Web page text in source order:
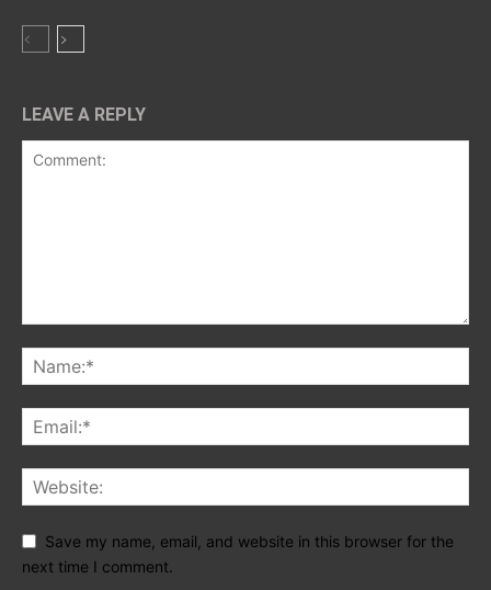
LEAVE A REPLY
Save my name, email, and website in this browser for the
next time I comment.